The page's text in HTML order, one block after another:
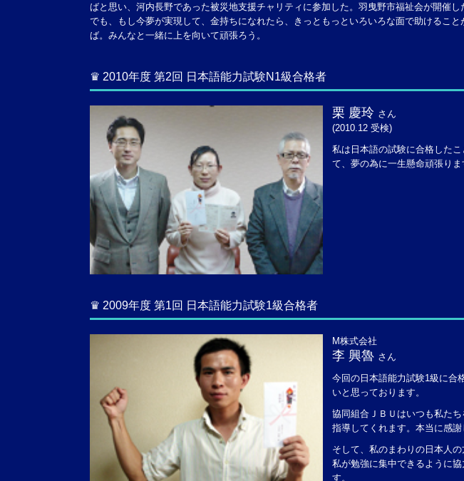
ばと思い、河内長野であった被災地支援チャリティに参加した。羽曳野市福祉会が開催
でも、もし今夢が実現して、金持ちになれたら、きっともっといろいろな面で助けるこ
ば。みんなと一緒に上を向いて頑張ろう。
♛ 2010年度 第2回 日本語能力試験N1級合格者
栗 慶玲 さん
(2010.12 受検)
私は日本語の試験に合格した
て、夢の為に一生懸命頑張り
♛ 2009年度 第1回 日本語能力試験1級合格者
M株式会社
李 興魯 さん
今回の日本語能力試験1級に合
いと思っております。
協同組合ＪＢＵはいつも私た
指導してくれます。本当に感謝
そして、私のまわりの日本人
私が勉強に集中できるように
す。